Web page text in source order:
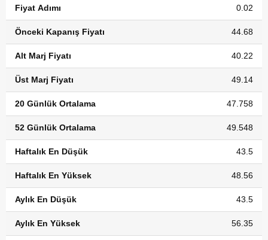
Fiyat Adımı 0.02
Önceki Kapanış Fiyatı 44.68
Alt Marj Fiyatı 40.22
Üst Marj Fiyatı 49.14
20 Günlük Ortalama 47.758
52 Günlük Ortalama 49.548
Haftalık En Düşük 43.5
Haftalık En Yüksek 48.56
Aylık En Düşük 43.5
Aylık En Yüksek 56.35